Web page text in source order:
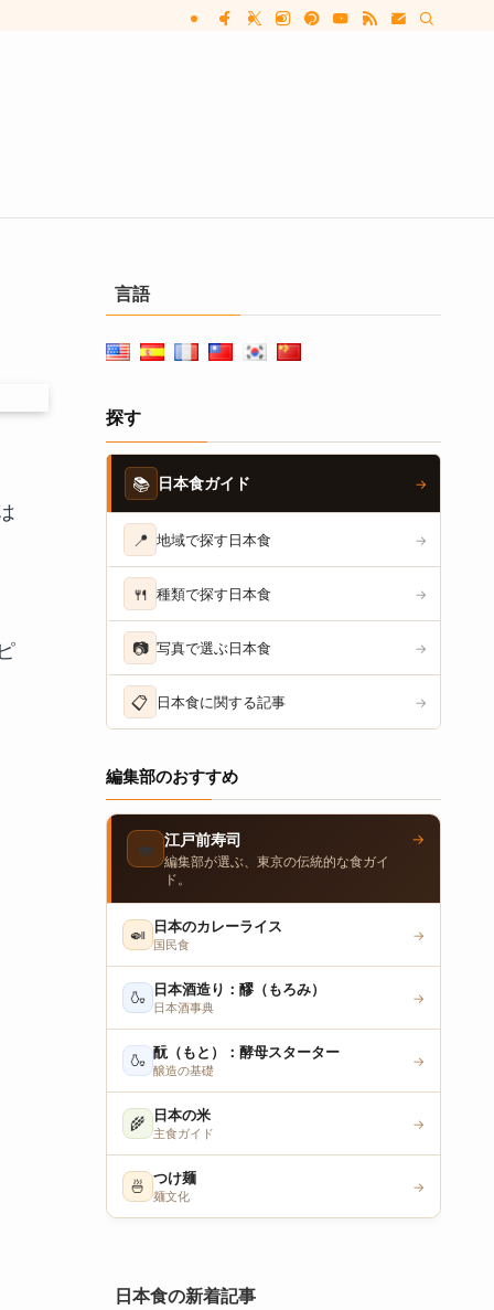
言語
探す
📚 日本食ガイド →
📍 地域で探す日本食 →
🍴 種類で探す日本食 →
📷 写真で選ぶ日本食 →
📋 日本食に関する記事 →
編集部のおすすめ
🍣 江戸前寿司
編集部が選ぶ、東京の伝統的な食ガイ
ド。
→
🍛 日本のカレーライス
国民食
→
🍶 日本酒造り：醪（もろみ）
日本酒事典
→
🍶 酛（もと）：酵母スターター
醸造の基礎
→
🌾 日本の米
主食ガイド
→
🍜 つけ麺
麺文化
→
日本食の新着記事